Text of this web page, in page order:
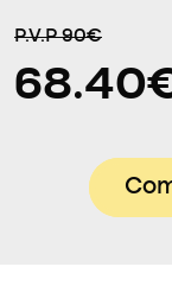
P.V.P 90€